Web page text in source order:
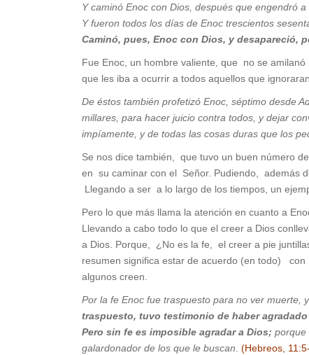
Y caminó Enoc con Dios, después que engendró
Y fueron todos los días de Enoc trescientos
Caminó, pues, Enoc con Dios, y desapareció,
Fue Enoc, un hombre valiente, que no se
que les iba a ocurrir a todos aquellos que
De éstos también profetizó Enoc, séptimo desde
millares, para hacer juicio contra todos, y dejar
impíamente, y de todas las cosas duras que los
Se nos dice también, que tuvo un buen número
en su caminar con el Señor. Pudiendo, además
Llegando a ser a lo largo de los tiempos, un
Pero lo que más llama la atención en cuanto a
Llevando a cabo todo lo que el creer a Dios
a Dios. Porque, ¿No es la fe, el creer a pie
resumen significa estar de acuerdo (en todo)
algunos creen.
Por la fe Enoc fue traspuesto para no ver muerte,
traspuesto, tuvo testimonio de haber agradado
Pero sin fe es imposible agradar a Dios; porque
galardonador de los que le buscan. (Hebreos,